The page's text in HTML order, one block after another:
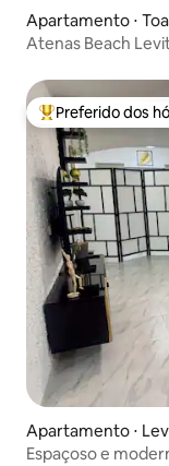
Apartamento ⋅
Entre os melhores
Preferido dos
Apartamento ⋅
Espaçoso e